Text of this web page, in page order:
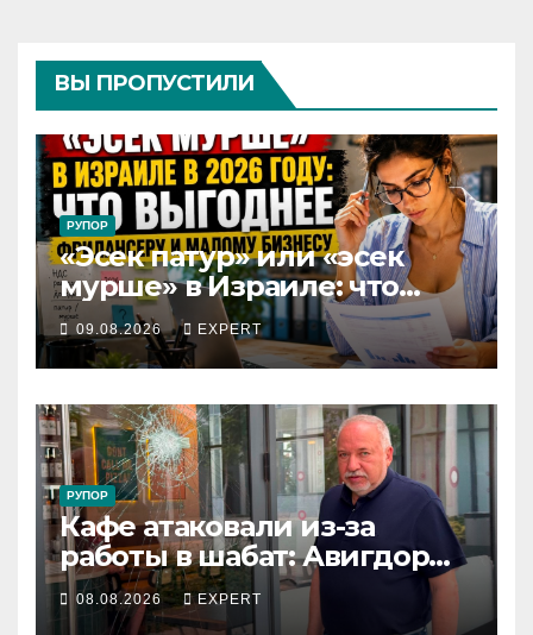
ВЫ ПРОПУСТИЛИ
РУПОР
«Эсек патур» или «эсек
мурше» в Израиле: что
выгоднее фрилансеру и
малому бизнесу в 2026 году
09.08.2026 EXPERT
РУПОР
Кафе атаковали из-за
работы в шабат: Авигдор
Либерман приехал
поддержать владельцев
08.08.2026 EXPERT